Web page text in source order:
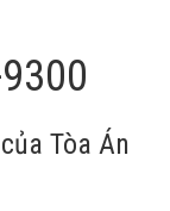
Tòa Án